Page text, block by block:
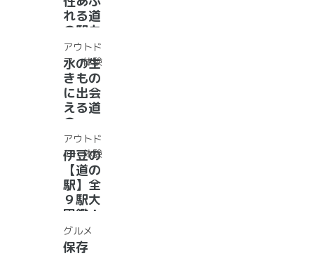
【最
新】
の駅
16
選！あ
った
か、湯
ったり
道の駅
れる道
の駅カ
レー大
集合！
道の駅
で食べ
られる
人気ダ
ムカレ
ー28
選
アウトド
ア・体験
水の生
きもの
に出会
える道
の
駅??〜
水族館
がある
道の駅
１０
選〜
【全
国】
アウトド
ア・体験
伊豆の
【道の
駅】全
９駅大
図鑑！
2022
年最新
グルメ
保存